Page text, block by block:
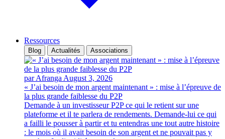
Ressources
Blog Actualités Associations
par Afranga August 3, 2026
« J’ai besoin de mon argent maintenant » : mise à l’épreuve de
la plus grande faiblesse du P2P
Demande à un investisseur P2P ce qui le retient sur une
plateforme et il te parlera de rendements. Demande-lui ce qui
a failli le pousser à partir et tu entendras une tout autre histoire
: le mois où il avait besoin de son argent et ne pouvait pas y